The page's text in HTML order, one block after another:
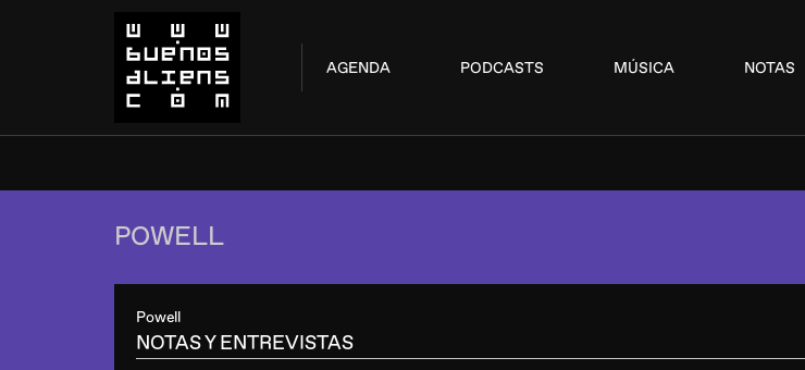
AGENDA PODCASTS MÚSICA NOTAS
POWELL
Powell
NOTAS Y ENTREVISTAS